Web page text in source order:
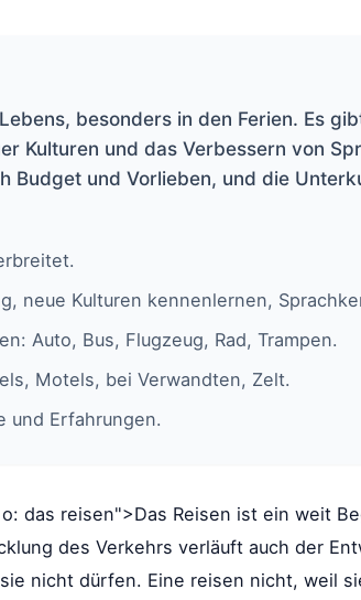
besonders in den Ferien. Es
Kulturen und das Verbessern von
Budget und Vorlieben, und die
neue Kulturen kennenlernen,
Auto, Bus, Flugzeug, Rad, Trampen.
Motels, bei Verwandten, Zelt.
und Erfahrungen.
das reisen">Das Reisen ist ein weit
des Verkehrs verläuft auch der
nicht dürfen. Eine reisen nicht, weil